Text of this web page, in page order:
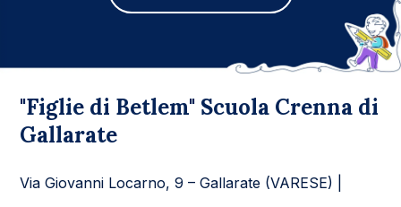
"Figlie di Betlem" Scuola Crenna di
Gallarate
Via Giovanni Locarno, 9 – Gallarate (VARESE) |